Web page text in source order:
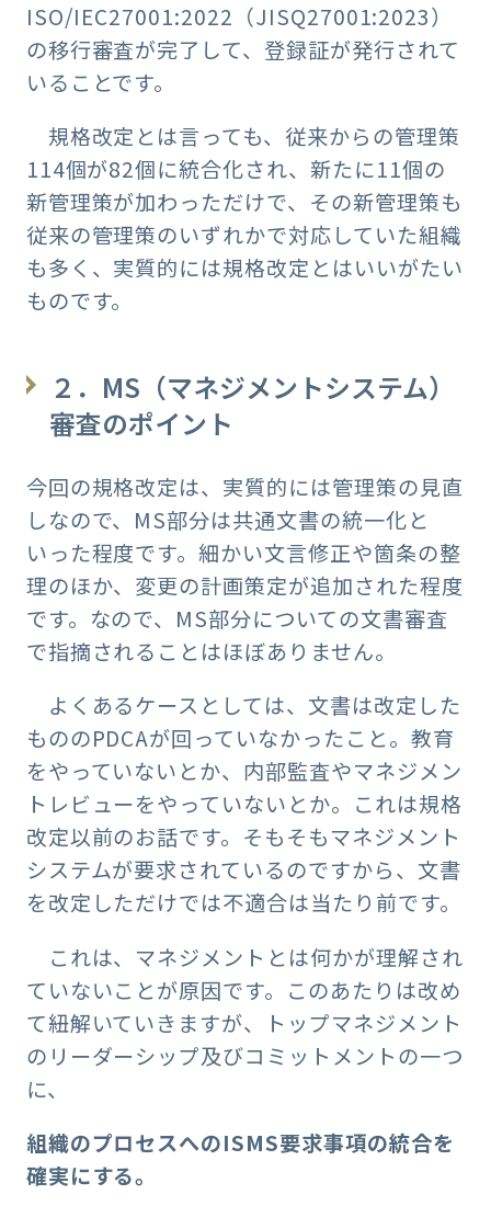
ISO/IEC27001:2022（JISQ27001:2023）
の移行審査が完了して、登録証が発行されて
いることです。
規格改定とは言っても、従来からの管理策
114個が82個に統合化され、新たに11個の
新管理策が加わっただけで、その新管理策も
従来の管理策のいずれかで対応していた組織
も多く、実質的には規格改定とはいいがたい
ものです。
２．MS（マネジメントシステム）
審査のポイント
今回の規格改定は、実質的には管理策の見直
しなので、MS部分は共通文書の統一化と
いった程度です。細かい文言修正や箇条の整
理のほか、変更の計画策定が追加された程度
です。なので、MS部分についての文書審査
で指摘されることはほぼありません。
よくあるケースとしては、文書は改定した
もののPDCAが回っていなかったこと。教育
をやっていないとか、内部監査やマネジメン
トレビューをやっていないとか。これは規格
改定以前のお話です。そもそもマネジメント
システムが要求されているのですから、文書
を改定しただけでは不適合は当たり前です。
これは、マネジメントとは何かが理解され
ていないことが原因です。このあたりは改め
て紐解いていきますが、トップマネジメント
のリーダーシップ及びコミットメントの一つ
に、
組織のプロセスへのISMS要求事項の統合を
確実にする。